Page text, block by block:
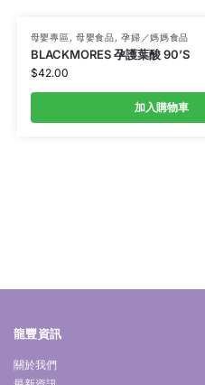
母嬰專區, 母嬰食品,孕婦／媽媽食品
BLACKMORES 孕護葉酸 90’S
$42.00
加入購物車
龍豐資訊
關於我們